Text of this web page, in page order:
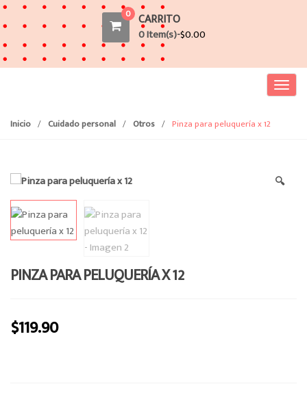
0 CARRITO
0 Item(s)-$0.00
T
n
Inicio / Cuidado personal / Otros / Pinza para peluquería x 12
🔍
PINZA PARA PELUQUERÍA X 12
$119.90